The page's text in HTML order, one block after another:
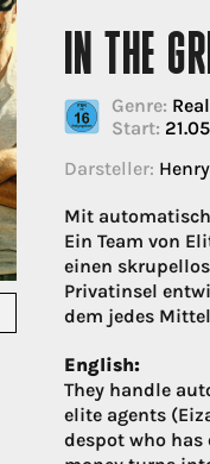
IN THE
Genre:
Start:
Darsteller:
Mit
Ein Team von
einen
Privatinsel
dem jedes
English:
They handle
elite agents
despot who